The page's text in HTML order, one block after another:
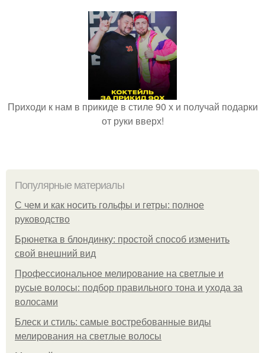
Приходи к нам в прикиде в стиле 90 х и получай подарки
от руки вверх!
Популярные материалы
С чем и как носить гольфы и гетры: полное
руководство
Брюнетка в блондинку: простой способ изменить
свой внешний вид
Профессиональное мелирование на светлые и
русые волосы: подбор правильного тона и ухода за
волосами
Блеск и стиль: самые востребованные виды
мелирования на светлые волосы